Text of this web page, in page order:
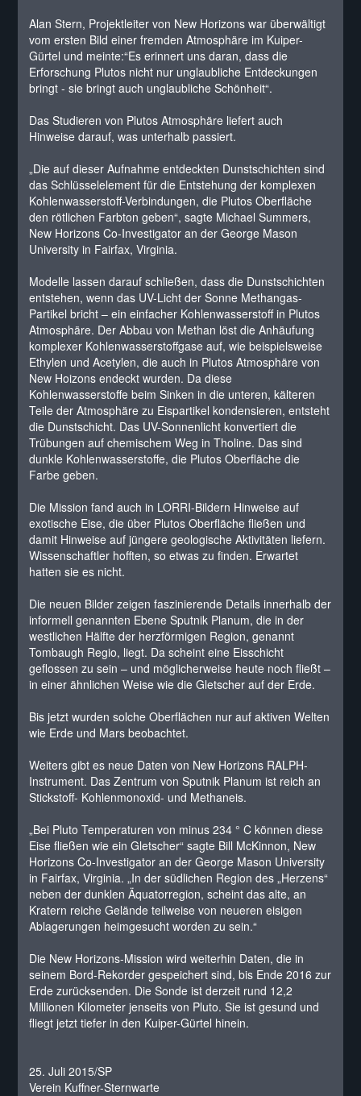
Alan Stern, Projektleiter von New Horizons war überwältigt
vom ersten Bild einer fremden Atmosphäre im Kuiper-
Gürtel und meinte:“Es erinnert uns daran, dass die
Erforschung Plutos nicht nur unglaubliche Entdeckungen
bringt - sie bringt auch unglaubliche Schönheit“.
Das Studieren von Plutos Atmosphäre liefert auch
Hinweise darauf, was unterhalb passiert.
„Die auf dieser Aufnahme entdeckten Dunstschichten sind
das Schlüsselelement für die Entstehung der komplexen
Kohlenwasserstoff-Verbindungen, die Plutos Oberfläche
den rötlichen Farbton geben“, sagte Michael Summers,
New Horizons Co-Investigator an der George Mason
University in Fairfax, Virginia.
Modelle lassen darauf schließen, dass die Dunstschichten
entstehen, wenn das UV-Licht der Sonne Methangas-
Partikel bricht – ein einfacher Kohlenwasserstoff in Plutos
Atmosphäre. Der Abbau von Methan löst die Anhäufung
komplexer Kohlenwasserstoffgase auf, wie beispielsweise
Ethylen und Acetylen, die auch in Plutos Atmosphäre von
New Hoizons endeckt wurden. Da diese
Kohlenwasserstoffe beim Sinken in die unteren, kälteren
Teile der Atmosphäre zu Eispartikel kondensieren, entsteht
die Dunstschicht. Das UV-Sonnenlicht konvertiert die
Trübungen auf chemischem Weg in Tholine. Das sind
dunkle Kohlenwasserstoffe, die Plutos Oberfläche die
Farbe geben.
Die Mission fand auch in LORRI-Bildern Hinweise auf
exotische Eise, die über Plutos Oberfläche fließen und
damit Hinweise auf jüngere geologische Aktivitäten liefern.
Wissenschaftler hofften, so etwas zu finden. Erwartet
hatten sie es nicht.
Die neuen Bilder zeigen faszinierende Details innerhalb der
informell genannten Ebene Sputnik Planum, die in der
westlichen Hälfte der herzförmigen Region, genannt
Tombaugh Regio, liegt. Da scheint eine Eisschicht
geflossen zu sein – und möglicherweise heute noch fließt –
in einer ähnlichen Weise wie die Gletscher auf der Erde.
Bis jetzt wurden solche Oberflächen nur auf aktiven Welten
wie Erde und Mars beobachtet.
Weiters gibt es neue Daten von New Horizons RALPH-
Instrument. Das Zentrum von Sputnik Planum ist reich an
Stickstoff- Kohlenmonoxid- und Methaneis.
„Bei Pluto Temperaturen von minus 234 ° C können diese
Eise fließen wie ein Gletscher“ sagte Bill McKinnon, New
Horizons Co-Investigator an der George Mason University
in Fairfax, Virginia. „In der südlichen Region des „Herzens“
neben der dunklen Äquatorregion, scheint das alte, an
Kratern reiche Gelände teilweise von neueren eisigen
Ablagerungen heimgesucht worden zu sein.“
Die New Horizons-Mission wird weiterhin Daten, die in
seinem Bord-Rekorder gespeichert sind, bis Ende 2016 zur
Erde zurücksenden. Die Sonde ist derzeit rund 12,2
Millionen Kilometer jenseits von Pluto. Sie ist gesund und
fliegt jetzt tiefer in den Kuiper-Gürtel hinein.
25. Juli 2015/SP
Verein Kuffner-Sternwarte